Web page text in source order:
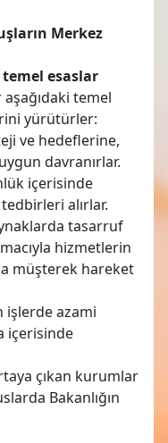
Merkez
esaslar
temel
yürütürler:
ve hedeflerine,
davranırlar.
içerisinde
alırlar.
tasarruf
hizmetlerin
müşterek hareket
işlerde azami
içerisinde
çıkan kurumlar
Bakanlığın